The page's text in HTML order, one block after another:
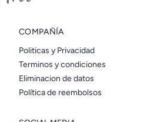
COMPAÑÍA
Politicas y Privacidad
Terminos y condiciones
Eliminacion de datos
Política de reembolsos